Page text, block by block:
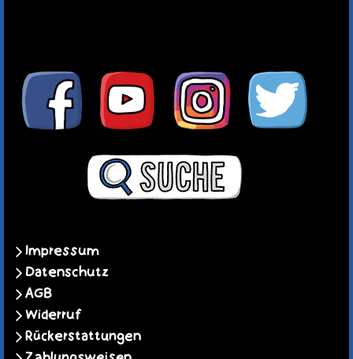
Impressum
Datenschutz
AGB
Widerruf
Rückerstattungen